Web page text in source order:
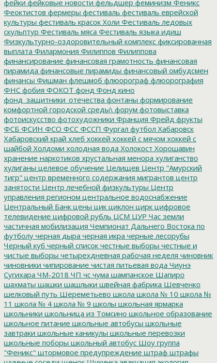
фейки фейковые новости фельдшер феминизм Феникс
Феоктистов фермеры фестиваль фестиваль еврейской
культуры фестиваль красок Холи Фестиваль ледовых
скульптур Фестиваль мяса Фестиваль языка идиш
Физкультурно-оздоровительный комплекс фиксированная
выплата Филармония Филиппов Филиппова
финансирование финансовая грамотность финансовая
пирамида финансовые пирамиды финансовый омбудсмен
финансы Фишман флешмоб флюорограф флюорография
ФНС фобия ФОКОТ фонд Фонд кино
фонд_защитники_отечества фонтаны формирование
комфортной городской среды\ форум фотовыставка
фотоискусство фотохудожники Франция Фрейд фрукты
ФСБ ФСИН ФСО ФСС ФССП Фургал футбол Хабаровск
Хабаровский край хлеб хоккей хоккей с мячом хоккей с
шайбой Холдоми холодная вода Холокост Хорошавин
хранение наркотиков хрустальная менора хулиганство
хулиганы целевое обучение Целищев Центр "Амурский
тигр" центр временного содержания мигрантов центр
занятости Центр лечебной физкультуры Центр
управления регионом центральное водоснабжение
Центральный Банк цены цик циклон цирк цифровое
телевидение цифровой рубль ЦСМ ЦУР Час земли
частичная мобилизация Чемпионат Дальнего Востока по
футболу черная дыра черная икра черные лесорубы
Черный куб черный список честные выборы честные и
чистые выборы четырехдневная рабочая неделя чиновник
чиновники чипирование чистая питьевая вода Чиунэ
Сугихара ЧМ-2018 ЧП чс чума шампанское Шапиро
шахматы шашки шашлыки швейная фабрика Шевченко
шелковый путь Шереметьево школа школа № 10 школа №
11 школа № 4 школа № 9 школы школьная ярмарка
школьники школьница из Томсино школьное образование
школьное питание школьные автобусы школьные
завтраки школьные каникулы школьные перевозки
школьные поборы школьный автобус Шоу группа
"Феникс" штормовое предупреждение штраф штрафы